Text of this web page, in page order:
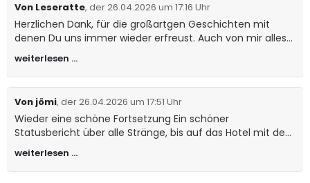
Von Leseratte, der 26.04.2026 um 17:16 Uhr
Herzlichen Dank, für die großartgen Geschichten mit
denen Du uns immer wieder erfreust. Auch von mir alles
Gute für Dich und Deiner Familie. Mario
weiterlesen …
Von jömi, der 26.04.2026 um 17:51 Uhr
Wieder eine schöne Fortsetzung Ein schöner
Statusbericht über alle Stränge, bis auf das Hotel mit den
3 Frauen und einen neuen Strang mit der Frau des
Bankiers. So bekommt man auch wieder einen Überblick
über alle Personen und man sieht wie umfangreich die
weiterlesen …